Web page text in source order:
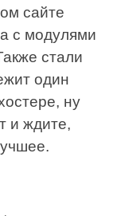
сайте
с модулями
стали
один
ну
и ждите,